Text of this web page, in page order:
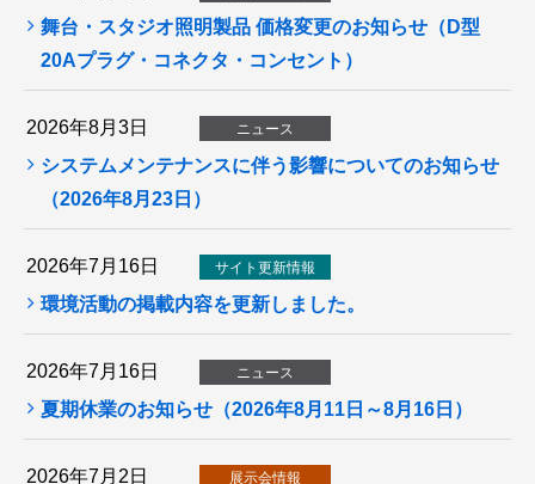
舞台・スタジオ照明製品 価格変更のお知らせ（D型
20Aプラグ・コネクタ・コンセント）
2026年8月3日 ニュース
システムメンテナンスに伴う影響についてのお知らせ
（2026年8月23日）
2026年7月16日 サイト更新情報
環境活動の掲載内容を更新しました。
2026年7月16日 ニュース
夏期休業のお知らせ（2026年8月11日～8月16日）
2026年7月2日 展示会情報